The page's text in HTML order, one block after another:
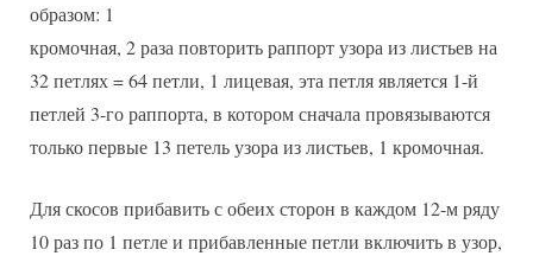
образом: 1
кромочная, 2 раза повторить раппорт узора из листьев на
32 петлях = 64 петли, 1 лицевая, эта петля является 1-й
петлей 3-го раппорта, в котором сначала провязываются
только первые 13 петель узора из листьев, 1 кромочная.
Для скосов прибавить с обеих сторон в каждом 12-м ряду
10 раз по 1 петле и прибавленные петли включить в узор,